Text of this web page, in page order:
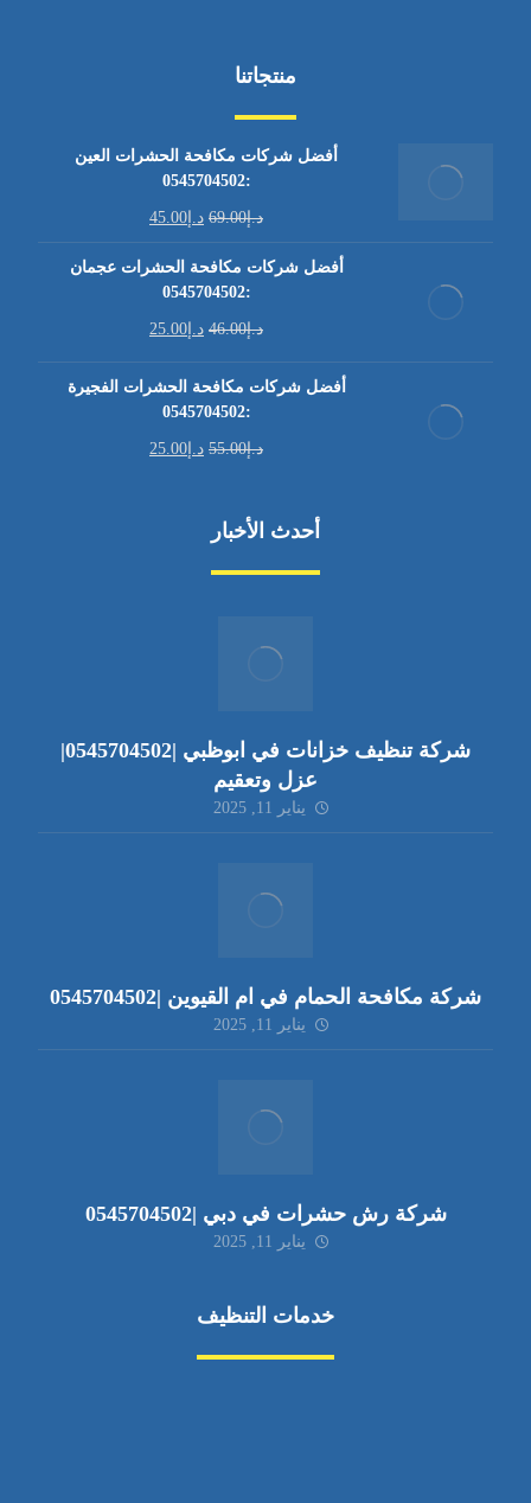
منتجاتنا
أفضل شركات مكافحة الحشرات العين
:0545704502
د.إ69.00 د.إ 45.00
أفضل شركات مكافحة الحشرات عجمان
:0545704502
د.إ46.00 د.إ 25.00
أفضل شركات مكافحة الحشرات الفجيرة
:0545704502
د.إ55.00 د.إ 25.00
أحدث الأخبار
شركة تنظيف خزانات في ابوظبي |0545704502|
عزل وتعقيم
يناير 11, 2025
شركة مكافحة الحمام في ام القيوين |0545704502
يناير 11, 2025
شركة رش حشرات في دبي |0545704502
يناير 11, 2025
خدمات التنظيف